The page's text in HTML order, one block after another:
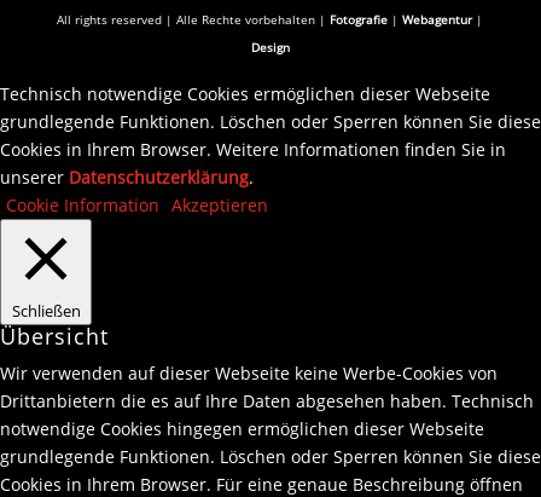
All rights reserved | Alle Rechte vorbehalten | Fotografie |Webagentur|
Design
Technisch notwendige Cookies ermöglichen dieser Webseite
grundlegende Funktionen. Löschen oder Sperren können Sie diese
Cookies in Ihrem Browser. Weitere Informationen finden Sie in
unserer Datenschutzerklärung.
Cookie Information Akzeptieren
Schließen
Übersicht
Wir verwenden auf dieser Webseite keine Werbe-Cookies von
Drittanbietern die es auf Ihre Daten abgesehen haben. Technisch
notwendige Cookies hingegen ermöglichen dieser Webseite
grundlegende Funktionen. Löschen oder Sperren können Sie diese
Cookies in Ihrem Browser. Für eine genaue Beschreibung öffnen